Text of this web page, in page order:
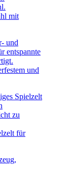
mit
und
für